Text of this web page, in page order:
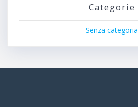
Categorie
Senza categoria